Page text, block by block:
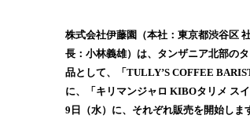
株式会社伊藤園（本社：東京都渋谷区
長：小林義雄）は、タンザニア北部の
品として、「TULLY’S COFFEE
に、「キリマンジャロ KIBOタリメ ス
9日（水）に、それぞれ販売を開始しま